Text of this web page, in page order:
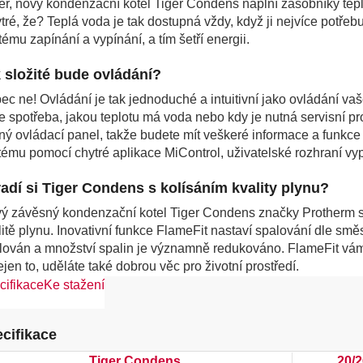
nový kondenzační kotel Tiger Condens naplní zásobníky
že? Teplá voda je tak dostupná vždy, když ji nejvíce
zapínání a vypínání, a tím šetří energii.
složité bude ovládání?
ne! Ovládání je tak jednoduché a intuitivní jako ovládání
spotřeba, jakou teplotu má voda nebo kdy je nutná servisní
ovládací panel, takže budete mít veškeré informace a
pomocí chytré aplikace MiControl, uživatelské rozhraní
si Tiger Condens s kolísáním kvality plynu?
závěsný kondenzační kotel Tiger Condens značky Protherm
plynu. Inovativní funkce FlameFit nastaví spalování dle
a množství spalin je významně redukováno. FlameFit
to, uděláte také dobrou věc pro životní prostředí.
Ke stažení